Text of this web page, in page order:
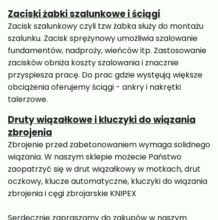
Zaciski żabki szalunkowe i ściągi
Zacisk szalunkowy czyli tzw żabka służy do montażu
szalunku. Zacisk sprężynowy umożliwia sza­lo­wanie
fun­da­mentów, nadproży, wieńców itp. Zastosowanie
zacisków obniża koszty szalowania i znacznie
przyspiesza pracę. Do prac gdzie wystęują większe
obciążenia oferujemy ściągi - ankry i nakrętki
talerzowe.
Druty wiązałkowe i kluczyki do wiązania
zbrojenia
Zbrojenie przed zabetonowaniem wymaga solidnego
wiązania. W naszym sklepie możecie Państwo
zaopatrzyć się w drut wiązałkowy w motkach, drut
oczkowy, klucze automatyczne, kluczyki do wiązania
zbrojenia i cęgi zbrojarskie KNIPEX